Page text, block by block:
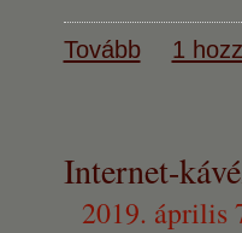
Tovább 1
Internet-
2019. április